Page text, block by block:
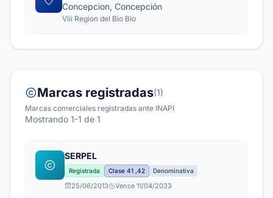
Concepcion, Concepción
Viii Region del Bio Bio
Marcas registradas(1)
Marcas comerciales registradas ante INAPI
Mostrando 1-1 de 1
SERPEL
Registrada Clase 41 ,42 Denominativa
25/06/2013 Vence 11/04/2033